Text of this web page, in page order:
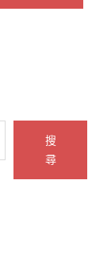
搜
尋